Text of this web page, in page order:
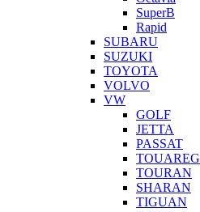
SuperB
Rapid
SUBARU
SUZUKI
TOYOTA
VOLVO
VW
GOLF
JETTA
PASSAT
TOUAREG
TOURAN
SHARAN
TIGUAN